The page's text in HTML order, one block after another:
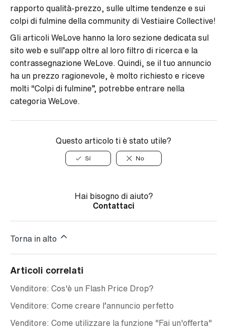
rapporto qualità-prezzo, sulle ultime tendenze e sui
colpi di fulmine della community di Vestiaire Collective!
Gli articoli WeLove hanno la loro sezione dedicata sul
sito web e sull’app oltre al loro filtro di ricerca e la
contrassegnazione WeLove. Quindi, se il tuo annuncio
ha un prezzo ragionevole, è molto richiesto e riceve
molti "Colpi di fulmine”, potrebbe entrare nella
categoria WeLove.
Questo articolo ti è stato utile?
Sí No
Hai bisogno di aiuto?
Contattaci
Torna in alto
Articoli correlati
Venditore: Cos'è un Flash Price Drop?
Venditore: Come creare l’annuncio perfetto
Venditore: Come utilizzare la funzione "Fai un'offerta"